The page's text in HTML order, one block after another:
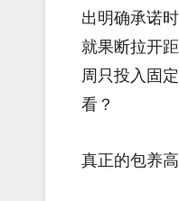
出明确承诺
就果断拉开
周只投入固
看？
真正的包养